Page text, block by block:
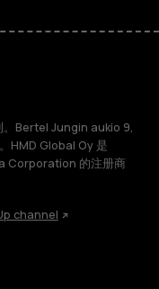
Bertel Jungin aukio 9,
HMD Global Oy 是
Corporation 的注册商
channel